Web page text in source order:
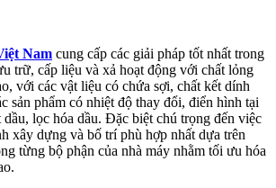
Nam cung cấp các giải pháp tốt nhất trong
trữ, cấp liệu và xả hoạt động với chất lỏng
với các vật liệu có chứa sợi, chất kết dính
sản phẩm có nhiệt độ thay đổi, điển hình tại
dầu, lọc hóa dầu. Đặc biệt chú trọng đến việc
xây dựng và bố trí phù hợp nhất dựa trên
từng bộ phận của nhà máy nhằm tối ưu hóa